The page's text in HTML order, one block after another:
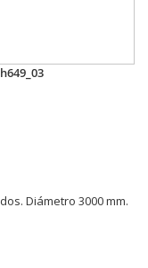
Diámetro 3000 mm.